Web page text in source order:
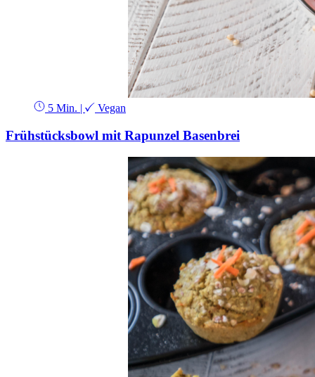
5 Min. | Vegan
Frühstücksbowl mit Rapunzel Basenbrei